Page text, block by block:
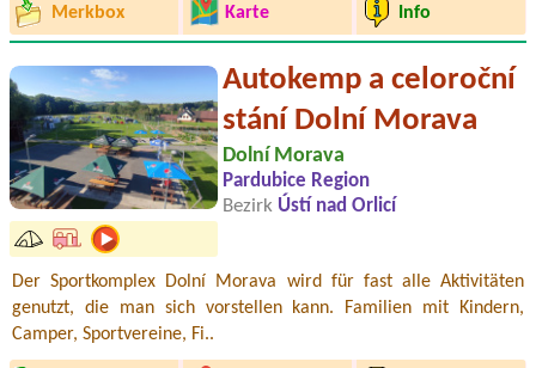
Merkbox Karte Info
Autokemp a celoroční
stání Dolní Morava
Dolní Morava
Pardubice Region
Bezirk Ústí nad Orlicí
Der Sportkomplex Dolní Morava wird für fast alle Aktivitäten
genutzt, die man sich vorstellen kann. Familien mit Kindern,
Camper, Sportvereine, Fi..